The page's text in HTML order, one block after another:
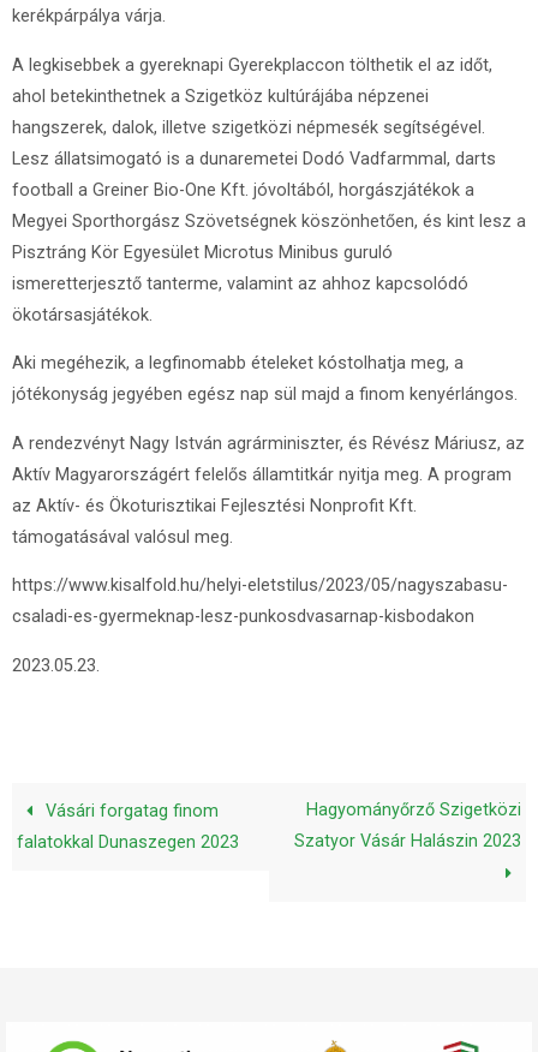
kerékpárpálya várja.
A legkisebbek a gyereknapi Gyerekplaccon tölthetik el az időt,
ahol betekinthetnek a Szigetköz kultúrájába népzenei
hangszerek, dalok, illetve szigetközi népmesék segítségével.
Lesz állatsimogató is a dunaremetei Dodó Vadfarmmal, darts
football a Greiner Bio-One Kft. jóvoltából, horgászjátékok a
Megyei Sporthorgász Szövetségnek köszönhetően, és kint lesz a
Pisztráng Kör Egyesület Microtus Minibus guruló
ismeretterjesztő tanterme, valamint az ahhoz kapcsolódó
ökotársasjátékok.
Aki megéhezik, a legfinomabb ételeket kóstolhatja meg, a
jótékonyság jegyében egész nap sül majd a finom kenyérlángos.
A rendezvényt Nagy István agrárminiszter, és Révész Máriusz, az
Aktív Magyarországért felelős államtitkár nyitja meg. A program
az Aktív- és Ökoturisztikai Fejlesztési Nonprofit Kft.
támogatásával valósul meg.
https://www.kisalfold.hu/helyi-eletstilus/2023/05/nagyszabasu-
csaladi-es-gyermeknap-lesz-punkosdvasarnap-kisbodakon
2023.05.23.
Vásári forgatag finom
falatokkal Dunaszegen 2023
Hagyományőrző Szigetközi
Szatyor Vásár Halászin 2023